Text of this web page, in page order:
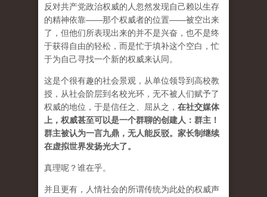
反对共产党政治权威的人忽然发现自己赖以生存
的精神依靠——那个权威者的位置——被空出来
了，但他们所表现出来的并不是兴奋，也不是终
于获得自由的轻松，而是忙于填补这个空白，忙
于为自己寻找一个新的权威来认同。
这是个很有趣的社会景观，从单位领导到高校教
授，从社会阶层到名校光环，无不被人们赋予了
权威的地位，于是信任之、屈从之， 在社交媒体
上，权威甚至可以是一个群聊的创建人：群主！
群主被认为一言九鼎，无人能反驳。家长制继续
在虚拟世界发扬光大了。
真理呢？谁在乎。
并且更有，人情社会的所谓传统为此处的权威声